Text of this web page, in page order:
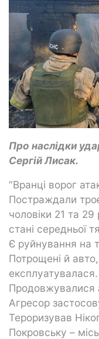
Про наслідки
Сергій Лисак.
“Вранці ворог
Постраждали
чоловіки 21 та 29
стані середньої
Є руйнування на
Потрощені й
Продовжувалися
Агресор
Тероризував
Покровську –